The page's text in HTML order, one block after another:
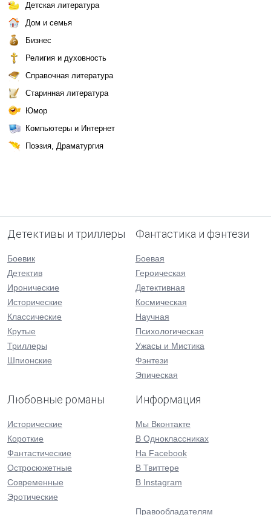
Детская литература
Дом и семья
Бизнес
Религия и духовность
Справочная литература
Старинная литература
Юмор
Компьютеры и Интернет
Поэзия, Драматургия
Детективы и триллеры
Боевик
Детектив
Иронические
Исторические
Классические
Крутые
Триллеры
Шпионские
Фантастика и фэнтези
Боевая
Героическая
Детективная
Космическая
Научная
Психологическая
Ужасы и Мистика
Фэнтези
Эпическая
Любовные романы
Исторические
Короткие
Фантастические
Остросюжетные
Современные
Эротические
Информация
Мы Вконтакте
В Одноклассниках
На Facebook
В Твиттере
В Instagram
Правообладателям